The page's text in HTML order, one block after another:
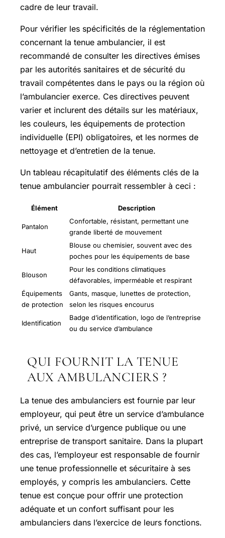
cadre de leur travail.
Pour vérifier les spécificités de la réglementation
concernant la tenue ambulancier, il est
recommandé de consulter les directives émises
par les autorités sanitaires et de sécurité du
travail compétentes dans le pays ou la région où
l’ambulancier exerce. Ces directives peuvent
varier et inclurent des détails sur les matériaux,
les couleurs, les équipements de protection
individuelle (EPI) obligatoires, et les normes de
nettoyage et d’entretien de la tenue.
Un tableau récapitulatif des éléments clés de la
tenue ambulancier pourrait ressembler à ceci :
Élément Description
Pantalon
Confortable, résistant, permettant une
grande liberté de mouvement
Haut
Blouse ou chemisier, souvent avec des
poches pour les équipements de base
Blouson
Pour les conditions climatiques
défavorables, imperméable et respirant
Équipements
de protection
Gants, masque, lunettes de protection,
selon les risques encourus
Identification
Badge d’identification, logo de l’entreprise
ou du service d’ambulance
QUI FOURNIT LA TENUE
AUX AMBULANCIERS ?
La tenue des ambulanciers est fournie par leur
employeur, qui peut être un service d’ambulance
privé, un service d’urgence publique ou une
entreprise de transport sanitaire. Dans la plupart
des cas, l’employeur est responsable de fournir
une tenue professionnelle et sécuritaire à ses
employés, y compris les ambulanciers. Cette
tenue est conçue pour offrir une protection
adéquate et un confort suffisant pour les
ambulanciers dans l’exercice de leurs fonctions.